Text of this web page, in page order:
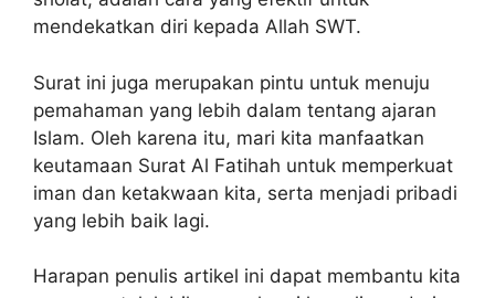
mendekatkan diri kepada Allah SWT.
Surat ini juga merupakan pintu untuk menuju
pemahaman yang lebih dalam tentang ajaran
Islam. Oleh karena itu, mari kita manfaatkan
keutamaan Surat Al Fatihah untuk memperkuat
iman dan ketakwaan kita, serta menjadi pribadi
yang lebih baik lagi.
Harapan penulis artikel ini dapat membantu kita